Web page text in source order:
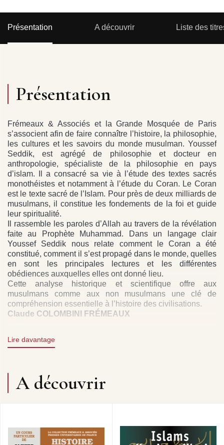
Présentation A découvrir Liste des
Présentation
Frémeaux & Associés et la Grande Mosquée de Paris
s’associent afin de faire connaître l’histoire, la philosophie,
les cultures et les savoirs du monde musulman. Youssef
Seddik, est agrégé de philosophie et docteur en
anthropologie, spécialiste de la philosophie en pays
d’islam. Il a consacré sa vie à l’étude des textes sacrés
monothéistes et notamment à l’étude du Coran. Le Coran
est le texte sacré de l’Islam. Pour près de deux milliards de
musulmans, il constitue les fondements de la foi et guide
leur spiritualité.
Il rassemble les paroles d’Allah au travers de la révélation
faite au Prophète Muhammad. Dans un langage clair
Youssef Seddik nous relate comment le Coran a été
constitué, comment il s’est propagé dans le monde, quelles
en sont les principales lectures et les différentes
obédiences auxquelles elles ont donné lieu.
Cette analyse historique et scientifique offre aux
musulmans comme aux non musulmans une clé de
compréhension essentielle à l’histoire des civilisations.
Claude COLOMBINI FRÉMEAUX
L’ÉCRITURE DU CORAN.
CD2 : LA GRANDE DISCORDE • LES CHIITES ET LES
CD3: LA CIRCULATION DE LA PAROLE DU CORAN •
1640 - PREMIÈRE TRADUCTION EN FRANÇAIS • À
Lire davantage
A découvrir